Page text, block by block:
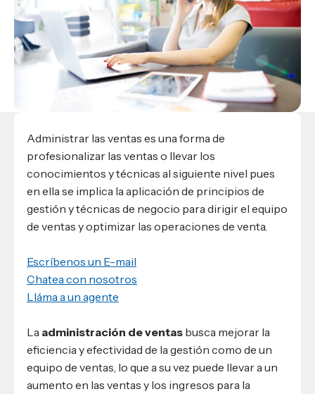
Escuela de Ciencias de la Comunicación
Escuela de Ciencias de la Salud
Escuela de Arquitectura
Ver toda la oferta académica
Escuela de Negocios
Datos de contacto
admisiones@usap.edu
+504 2561-8727
Ave. Circunvalación, San Pedro Sula,
Honduras, C.A.
EXCELENCIA USAP
Lifelong Learning University
Responsabilidad social y sostenibilidad
Empleabilidad
¿Que es USAP+?
Guía de Servicios Académicos y Administrativos
Manual M365
Manual Moddle
Normas Académicas
Experiencias de alumnos
internacionales
Conocé experiencias
Evento
USAP integra RediEShn
Leer artículo
Administrar las ventas es una forma de
profesionalizar las ventas o llevar los
conocimientos y técnicas al siguiente nivel pues
en ella se implica la aplicación de principios de
gestión y técnicas de negocio para dirigir el equipo
de ventas y optimizar las operaciones de venta.
Escríbenos un E-mail
Chatea con nosotros
Lláma a un agente
La administración de ventas busca mejorar la
eficiencia y efectividad de la gestión como de un
equipo de ventas, lo que a su vez puede llevar a un
aumento en las ventas y los ingresos para la